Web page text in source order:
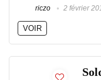
riczo 2 février
VOIR